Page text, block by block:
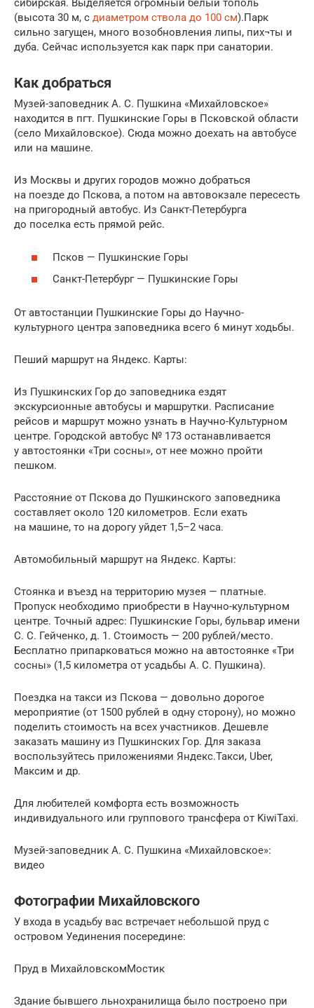
сибирская. Выделяется огромный белый тополь
(высота 30 м, с диаметром ствола до 100 см).Парк
сильно загущен, много возобновления липы, пих¬ты и
дуба. Сейчас используется как парк при санатории.
Как добраться
Музей-заповедник А. С. Пушкина «Михайловское»
находится в пгт. Пушкинские Горы в Псковской области
(село Михайловское). Сюда можно доехать на автобусе
или на машине.
Из Москвы и других городов можно добраться
на поезде до Пскова, а потом на автовокзале пересесть
на пригородный автобус. Из Санкт-Петербурга
до поселка есть прямой рейс.
Псков — Пушкинские Горы
Санкт-Петербург — Пушкинские Горы
От автостанции Пушкинские Горы до Научно-
культурного центра заповедника всего 6 минут ходьбы.
Пеший маршрут на Яндекс. Карты:
Из Пушкинских Гор до заповедника ездят
экскурсионные автобусы и маршрутки. Расписание
рейсов и маршрут можно узнать в Научно-Культурном
центре. Городской автобус № 173 останавливается
у автостоянки «Три сосны», от нее можно пройти
пешком.
Расстояние от Пскова до Пушкинского заповедника
составляет около 120 километров. Если ехать
на машине, то на дорогу уйдет 1,5–2 часа.
Автомобильный маршрут на Яндекс. Карты:
Стоянка и въезд на территорию музея — платные.
Пропуск необходимо приобрести в Научно-культурном
центре. Точный адрес: Пушкинские Горы, бульвар имени
С. С. Гейченко, д. 1. Стоимость — 200 рублей/место.
Бесплатно припарковаться можно на автостоянке «Три
сосны» (1,5 километра от усадьбы А. С. Пушкина).
Поездка на такси из Пскова — довольно дорогое
мероприятие (от 1500 рублей в одну сторону), но можно
поделить стоимость на всех участников. Дешевле
заказать машину из Пушкинских Гор. Для заказа
воспользуйтесь приложениями Яндекс.Такси, Uber,
Максим и др.
Для любителей комфорта есть возможность
индивидуального или группового трансфера от KiwiTaxi.
Музей-заповедник А. С. Пушкина «Михайловское»:
видео
Фотографии Михайловского
У входа в усадьбу вас встречает небольшой пруд с
островом Уединения посередине:
Пруд в МихайловскомМостик
Здание бывшего льнохранилища было построено при